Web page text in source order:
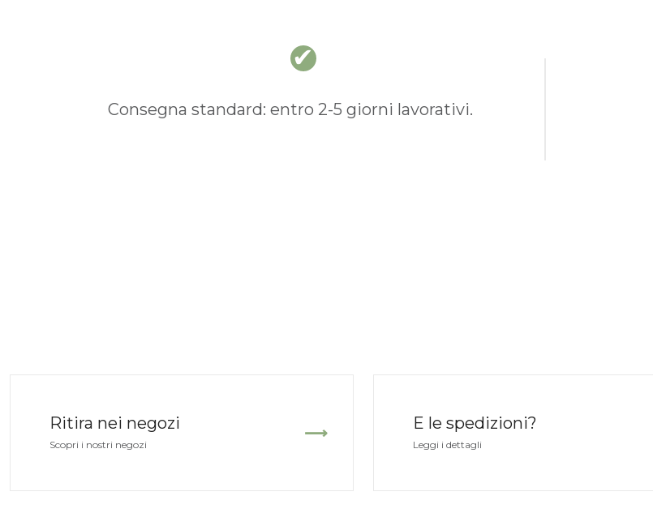
Consegna standard: entro 2-5 giorni lavorativi.
Ritira nei negozi
Scopri i nostri negozi
E le spedizioni?
Leggi i dettagli